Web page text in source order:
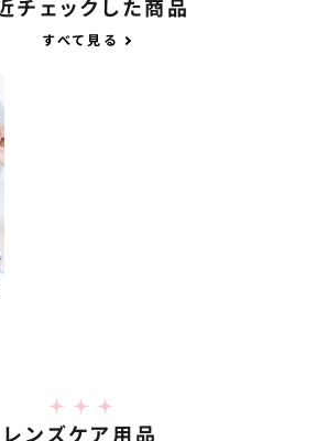
チェックした商品
すべて見る
レンズケア用品